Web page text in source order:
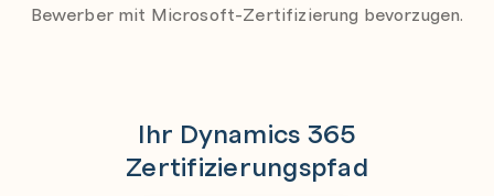
Bewerber mit Microsoft-Zertifizierung bevorzugen.
Ihr Dynamics 365
Zertifizierungspfad